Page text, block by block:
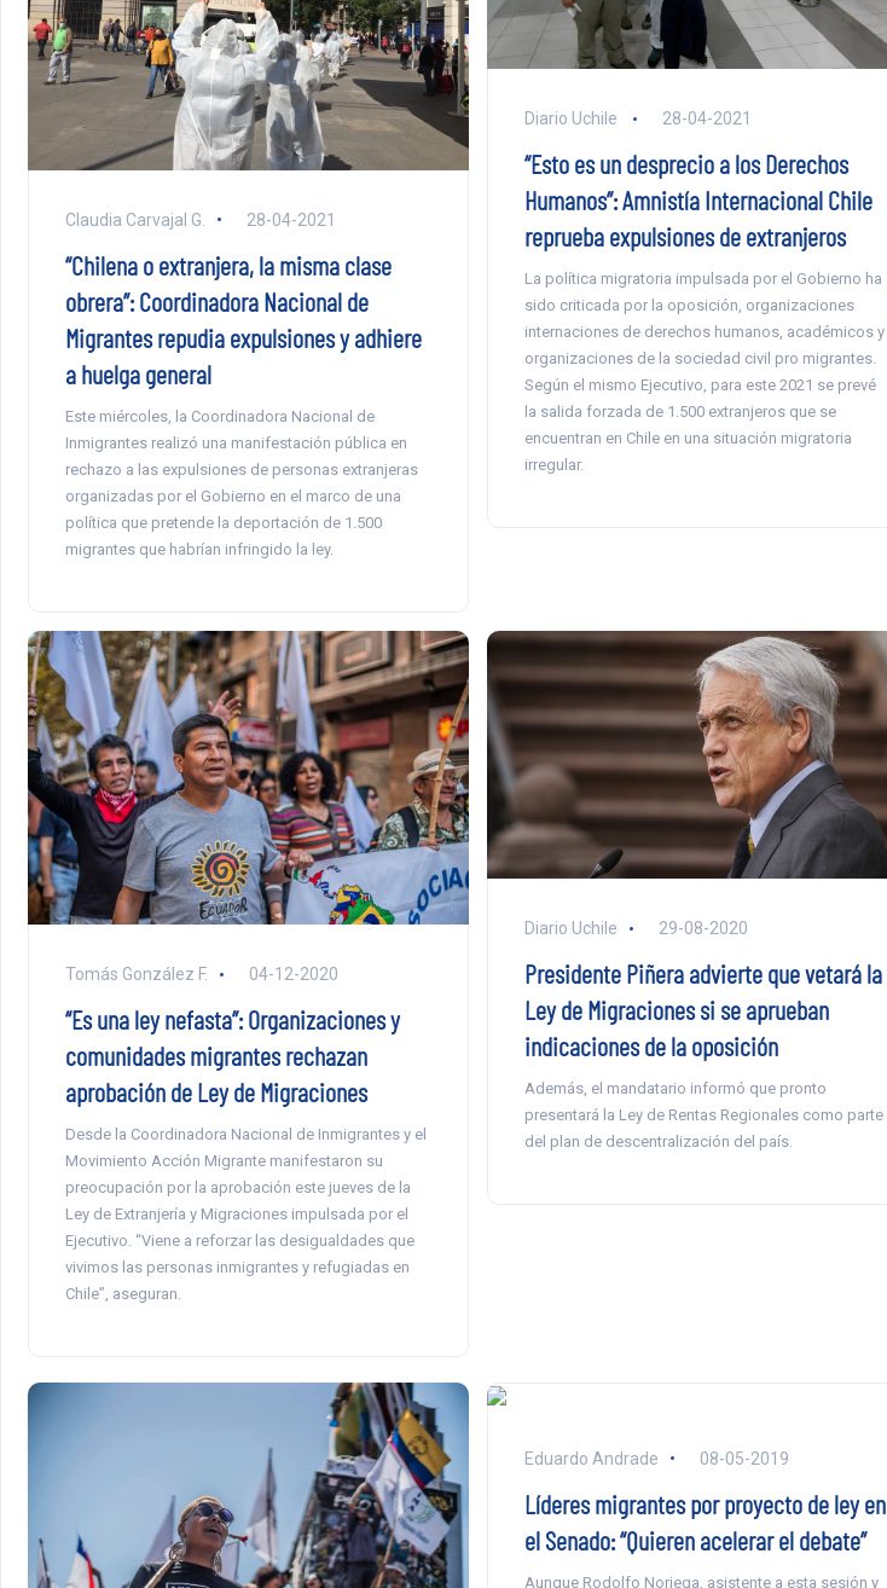
Claudia Carvajal G. 28-04-2021
“Chilena o extranjera, la misma clase
obrera”: Coordinadora Nacional de
Migrantes repudia expulsiones y adhiere
a huelga general
Este miércoles, la Coordinadora Nacional de
Inmigrantes realizó una manifestación pública en
rechazo a las expulsiones de personas extranjeras
organizadas por el Gobierno en el marco de una
política que pretende la deportación de 1.500
migrantes que habrían infringido la ley.
Diario Uchile 28-04-2021
“Esto es un desprecio a los Derechos
Humanos”: Amnistía Internacional Chile
reprueba expulsiones de extranjeros
La política migratoria impulsada por el Gobierno ha
sido criticada por la oposición, organizaciones
internaciones de derechos humanos, académicos y
organizaciones de la sociedad civil pro migrantes.
Según el mismo Ejecutivo, para este 2021 se prevé
la salida forzada de 1.500 extranjeros que se
encuentran en Chile en una situación migratoria
irregular.
Tomás González F. 04-12-2020
“Es una ley nefasta”: Organizaciones y
comunidades migrantes rechazan
aprobación de Ley de Migraciones
Desde la Coordinadora Nacional de Inmigrantes y el
Movimiento Acción Migrante manifestaron su
preocupación por la aprobación este jueves de la
Ley de Extranjería y Migraciones impulsada por el
Ejecutivo. “Viene a reforzar las desigualdades que
vivimos las personas inmigrantes y refugiadas en
Chile”, aseguran.
Diario Uchile 29-08-2020
Presidente Piñera advierte que vetará la
Ley de Migraciones si se aprueban
indicaciones de la oposición
Además, el mandatario informó que pronto
presentará la Ley de Rentas Regionales como parte
del plan de descentralización del país.
Eduardo Andrade 08-05-2019
Líderes migrantes por proyecto de ley en
el Senado: “Quieren acelerar el debate”
Aunque Rodolfo Noriega, asistente a esta sesión y